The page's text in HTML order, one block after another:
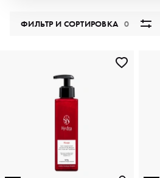
ФИЛЬТР И СОРТИРОВКА0